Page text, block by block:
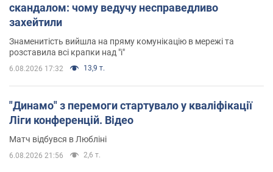
скандалом: чому ведучу несправедливо
захейтили
Знаменитість вийшла на пряму комунікацію в мережі та
розставила всі крапки над "і"
6.08.2026 17:32 13,9 т.
"Динамо" з перемоги стартувало у кваліфікації
Ліги конференцій. Відео
Матч відбувся в Любліні
6.08.2026 21:56 2,6 т.